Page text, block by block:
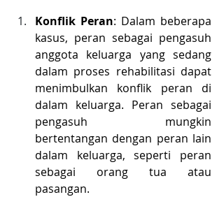
Konflik Peran: Dalam beberapa
kasus, peran sebagai pengasuh
anggota keluarga yang sedang
dalam proses rehabilitasi dapat
menimbulkan konflik peran di
dalam keluarga. Peran sebagai
pengasuh mungkin
bertentangan dengan peran lain
dalam keluarga, seperti peran
sebagai orang tua atau
pasangan.